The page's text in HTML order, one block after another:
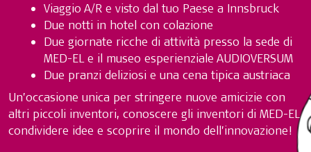
Viaggio A/R e visto dal tuo Paese a Innsbruck
Due notti in hotel con colazione
Due giornate ricche di attività presso la sede di
MED-EL e il museo esperienziale AUDIOVERSUM
Due pranzi deliziosi e una cena tipica austriaca
Un’occasione unica per stringere nuove amicizie con
altri piccoli inventori, conoscere gli inventori di MED-EL,
condividere idee e scoprire il mondo dell’innovazione!